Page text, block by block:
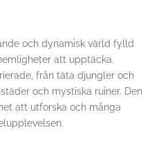
och dynamisk värld fylld
att upptäcka.
från täta djungler och
och mystiska ruiner. Den
att utforska och många